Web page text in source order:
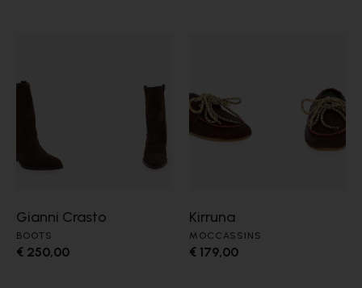
Gianni Crasto
BOOTS
€ 250,00
Kirruna
MOCCASSINS
€ 179,00